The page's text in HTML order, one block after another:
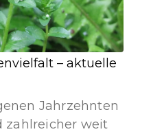
– aktuelle
Jahrzehnten
zahlreicher weit